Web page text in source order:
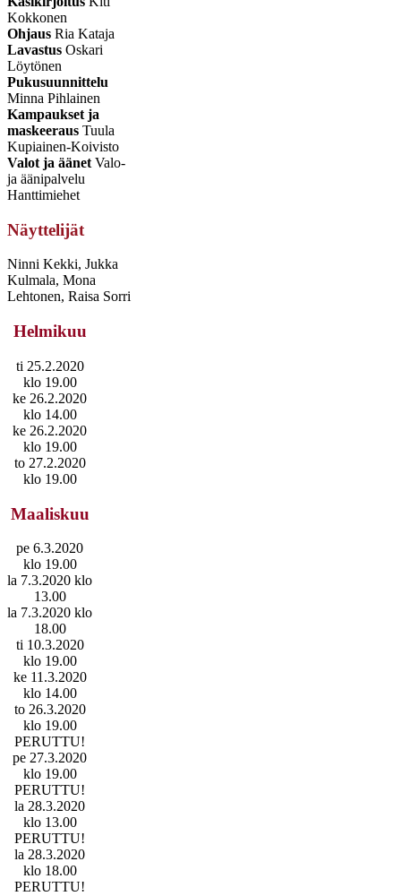
Kokkonen
Ohjaus Ria Kataja
Lavastus Oskari
Löytönen
Pukusuunnittelu
Minna Pihlainen
Kampaukset ja
maskeeraus Tuula
Kupiainen-Koivisto
Valot ja äänet Valo-
ja äänipalvelu
Hanttimiehet
Näyttelijät
Ninni Kekki, Jukka
Kulmala, Mona
Lehtonen, Raisa Sorri
Helmikuu
ti 25.2.2020
klo 19.00
ke 26.2.2020
klo 14.00
ke 26.2.2020
klo 19.00
to 27.2.2020
klo 19.00
Maaliskuu
pe 6.3.2020
klo 19.00
la 7.3.2020 klo
13.00
la 7.3.2020 klo
18.00
ti 10.3.2020
klo 19.00
ke 11.3.2020
klo 14.00
to 26.3.2020
klo 19.00
PERUTTU!
pe 27.3.2020
klo 19.00
PERUTTU!
la 28.3.2020
klo 13.00
PERUTTU!
la 28.3.2020
klo 18.00
PERUTTU!